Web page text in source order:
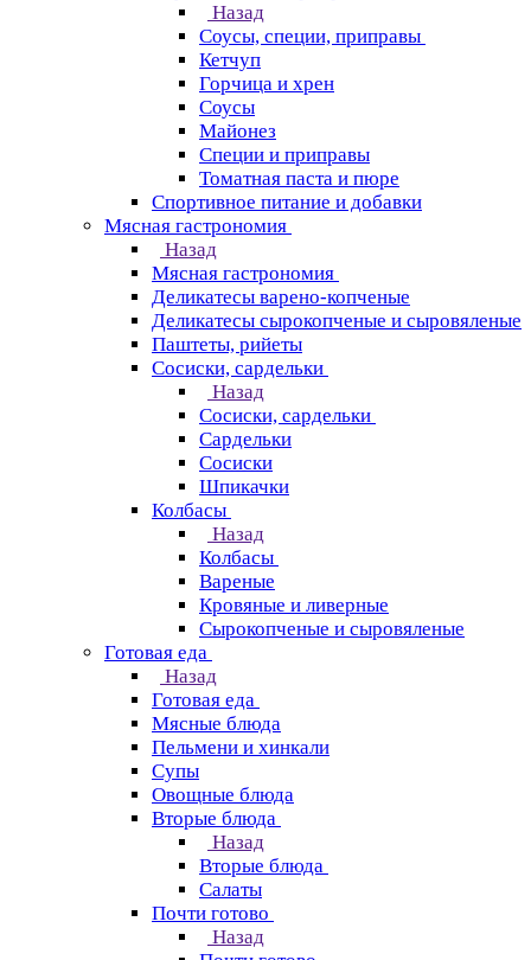
Назад
Соусы, специи, приправы
Кетчуп
Горчица и хрен
Соусы
Майонез
Специи и приправы
Томатная паста и пюре
Спортивное питание и добавки
Мясная гастрономия
Назад
Мясная гастрономия
Деликатесы варено-копченые
Деликатесы сырокопченые и сыровяленые
Паштеты, рийеты
Сосиски, сардельки
Назад
Сосиски, сардельки
Сардельки
Сосиски
Шпикачки
Колбасы
Назад
Колбасы
Вареные
Кровяные и ливерные
Сырокопченые и сыровяленые
Готовая еда
Назад
Готовая еда
Мясные блюда
Пельмени и хинкали
Супы
Овощные блюда
Вторые блюда
Назад
Вторые блюда
Салаты
Почти готово
Назад